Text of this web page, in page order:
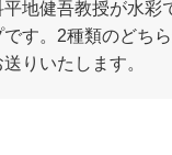
地健吾教授が水彩
す。2種類のどち
りいたします。